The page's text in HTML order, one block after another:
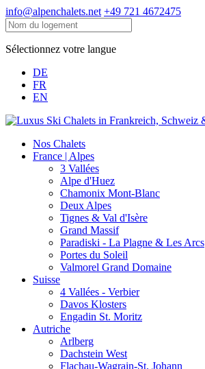
info@alpenchalets.net +49 721 4672475
Sélectionnez votre langue
DE
FR
EN
Nos Chalets
France | Alpes
3 Vallées
Alpe d'Huez
Chamonix Mont-Blanc
Deux Alpes
Tignes & Val d'Isère
Grand Massif
Paradiski - La Plagne & Les Arcs
Portes du Soleil
Valmorel Grand Domaine
Suisse
4 Vallées - Verbier
Davos Klosters
Engadin St. Moritz
Autriche
Arlberg
Dachstein West
Flachau-Wagrain-St. Johann